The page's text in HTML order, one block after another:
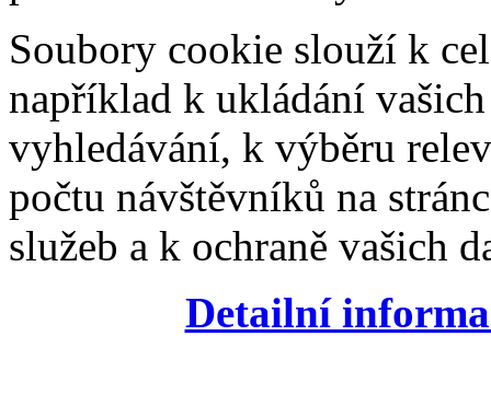
Soubory cookie slouží k
například k ukládání
vyhledávání, k výběru
počtu návštěvníků na
služeb a k ochraně vašich
Detailní